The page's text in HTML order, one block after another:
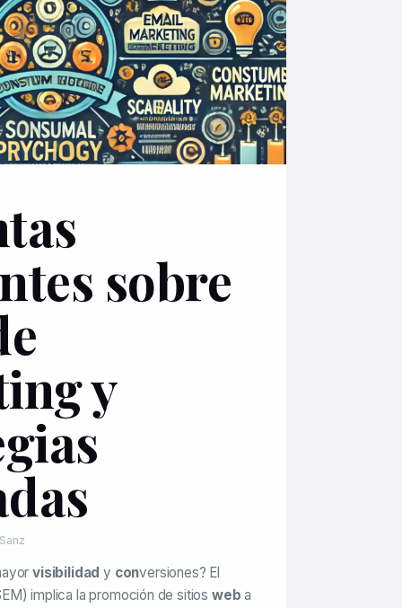
sobre
y
visibilidad y conversiones? El
implica la promoción de sitios web a